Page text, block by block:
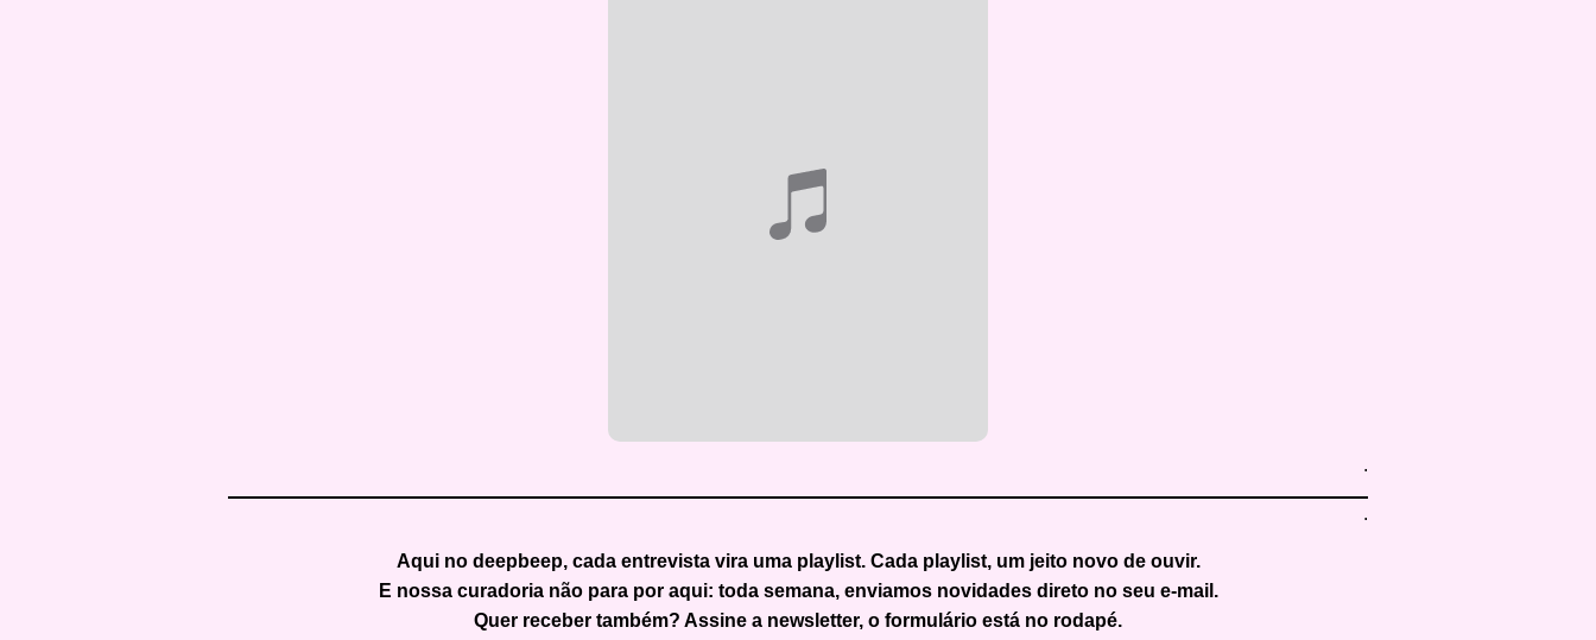
.
.
Aqui no deepbeep, cada entrevista vira uma playlist. Cada playlist, um jeito novo de ouvir.
E nossa curadoria não para por aqui: toda semana, enviamos novidades direto no seu e-mail.
Quer receber também? Assine a newsletter, o formulário está no rodapé.